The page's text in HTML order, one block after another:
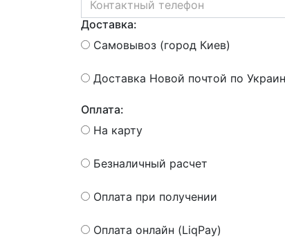
Доставка:
Самовывоз (город Киев)
Доставка Новой почтой по
Оплата:
На карту
Безналичный расчет
Оплата при получении
Оплата онлайн (LiqPay)